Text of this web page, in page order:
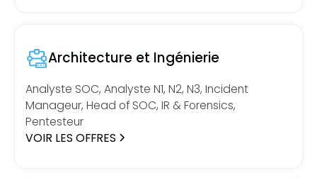
Architecture et Ingénierie
Analyste SOC, Analyste N1, N2, N3, Incident
Manageur, Head of SOC, IR & Forensics,
Pentesteur
VOIR LES OFFRES